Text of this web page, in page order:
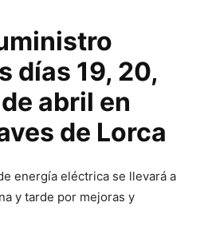
días 19, 20,
abril en
de Lorca
energía eléctrica se llevará a
y tarde por mejoras y